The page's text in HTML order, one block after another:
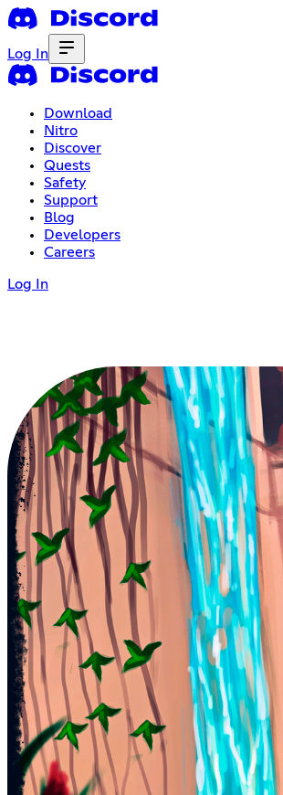
Log In
Download
Nitro
Discover
Quests
Safety
Support
Blog
Developers
Careers
Log In